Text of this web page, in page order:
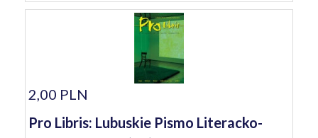
2,00 PLN
Pro Libris: Lubuskie Pismo Literacko-